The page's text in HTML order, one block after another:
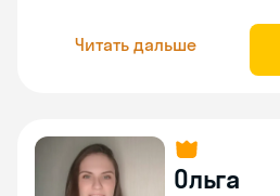
Читать дальше
Ольга